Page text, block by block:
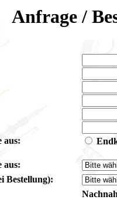
Anfrage /
aus:
aus:
Bestellung):